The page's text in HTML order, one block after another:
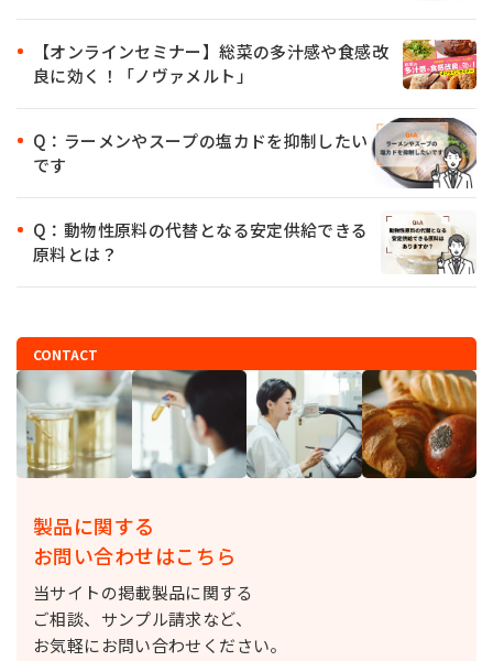
【オンラインセミナー】総菜の多汁感や食感改
良に効く！「ノヴァメルト」
Q：ラーメンやスープの塩カドを抑制したい
です
Q：動物性原料の代替となる安定供給できる
原料とは？
CONTACT
製品に関する
お問い合わせはこちら
当サイトの掲載製品に関する
ご相談、サンプル請求など、
お気軽にお問い合わせください。